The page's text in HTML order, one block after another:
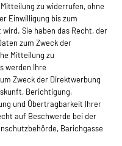
zu widerrufen, ohne
Einwilligung bis zum
Sie haben das Recht, der
zum Zweck der
Mitteilung zu
werden Ihre
Zweck der Direktwerbung
Berichtigung,
und Übertragbarkeit Ihrer
auf Beschwerde bei der
Barichgasse